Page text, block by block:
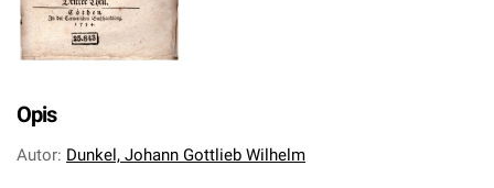
Opis
Autor: Dunkel, Johann Gottlieb Wilhelm